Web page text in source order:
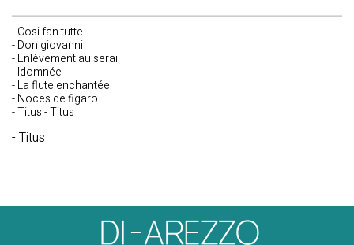
- Cosi fan tutte
- Don giovanni
- Enlèvement au serail
- Idomnée
- La flute enchantée
- Noces de figaro
- Titus - Titus
- Titus